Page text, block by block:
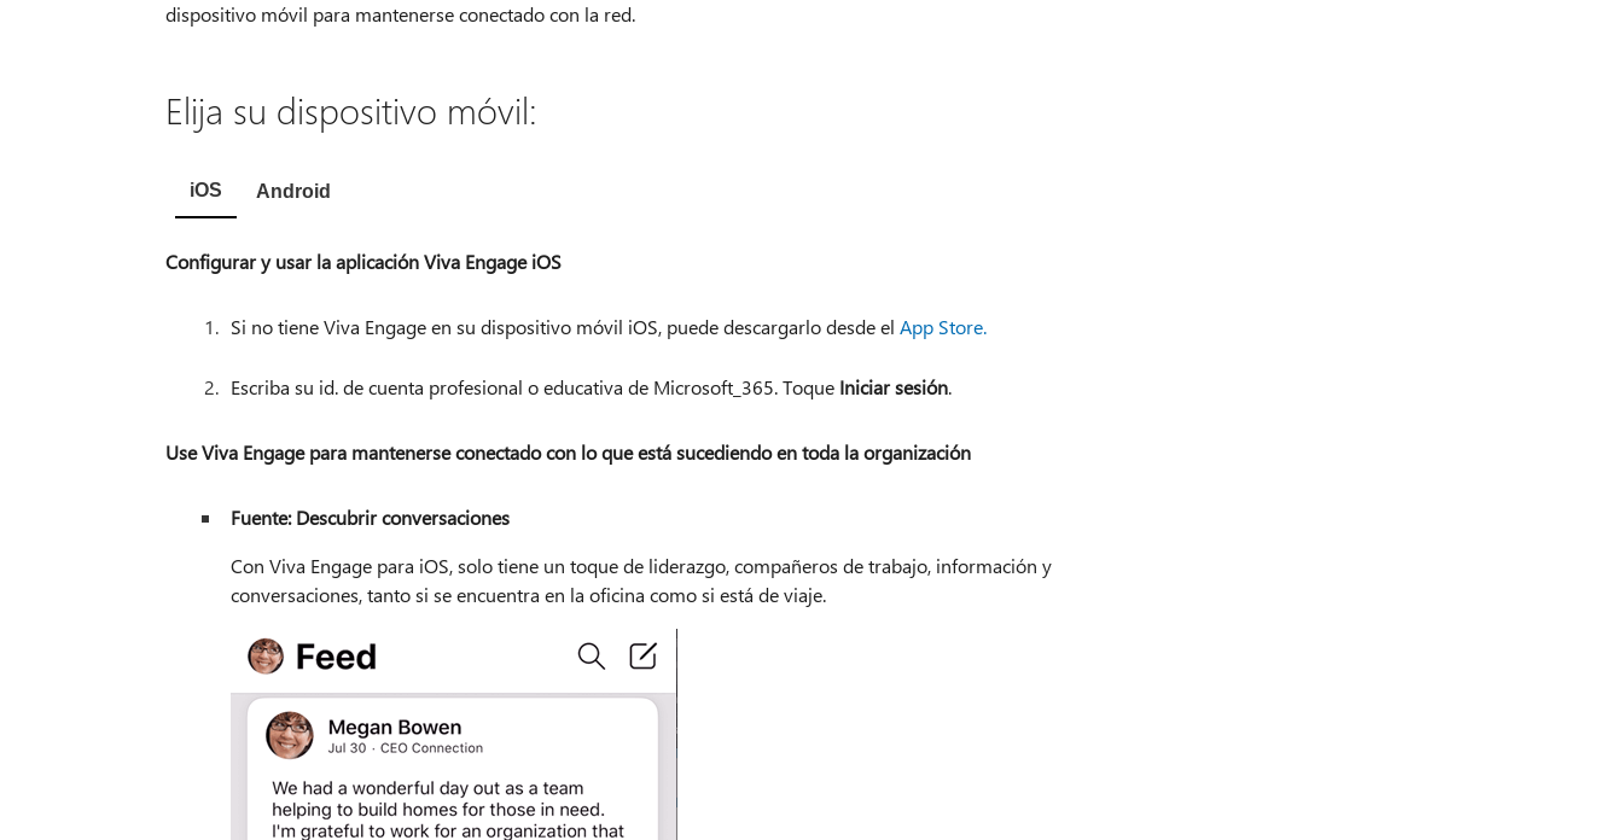
dispositivo móvil para mantenerse conectado con la red.
Elija su dispositivo móvil:
iOS Android
Configurar y usar la aplicación Viva Engage iOS
Si no tiene Viva Engage en su dispositivo móvil iOS, puede descargarlo desde el App Store.
Escriba su id. de cuenta profesional o educativa de Microsoft_365. Toque Iniciar sesión.
Use Viva Engage para mantenerse conectado con lo que está sucediendo en toda la organización
Fuente: Descubrir conversaciones
Con Viva Engage para iOS, solo tiene un toque de liderazgo, compañeros de trabajo, información y
conversaciones, tanto si se encuentra en la oficina como si está de viaje.